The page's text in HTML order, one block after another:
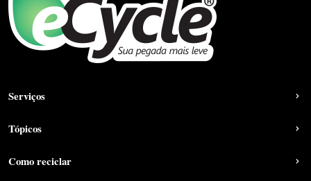
Serviços
Tópicos
Como reciclar